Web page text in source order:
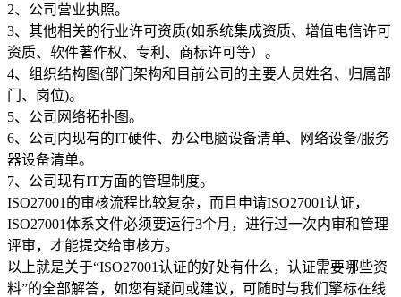
2、公司营业执照。
3、其他相关的行业许可资质(如系统集成资质、增值电信许可
资质、软件著作权、专利、商标许可等）。
4、组织结构图(部门架构和目前公司的主要人员姓名、归属部
门、岗位)。
5、公司网络拓扑图。
6、公司内现有的IT硬件、办公电脑设备清单、网络设备/服务
器设备清单。
7、公司现有IT方面的管理制度。
ISO27001的审核流程比较复杂，而且申请ISO27001认证，
ISO27001体系文件必须要运行3个月，进行过一次内审和管理
评审，才能提交给审核方。
以上就是关于“ISO27001认证的好处有什么，认证需要哪些资
料”的全部解答，如您有疑问或建议，可随时与我们擎标在线